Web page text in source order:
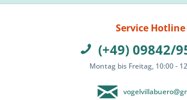
Service Hotline
(+49) 09842/
Montag bis Freitag, 10:00 -